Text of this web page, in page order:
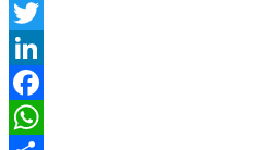
Pinterest
Twitter
LinkedIn
Facebook